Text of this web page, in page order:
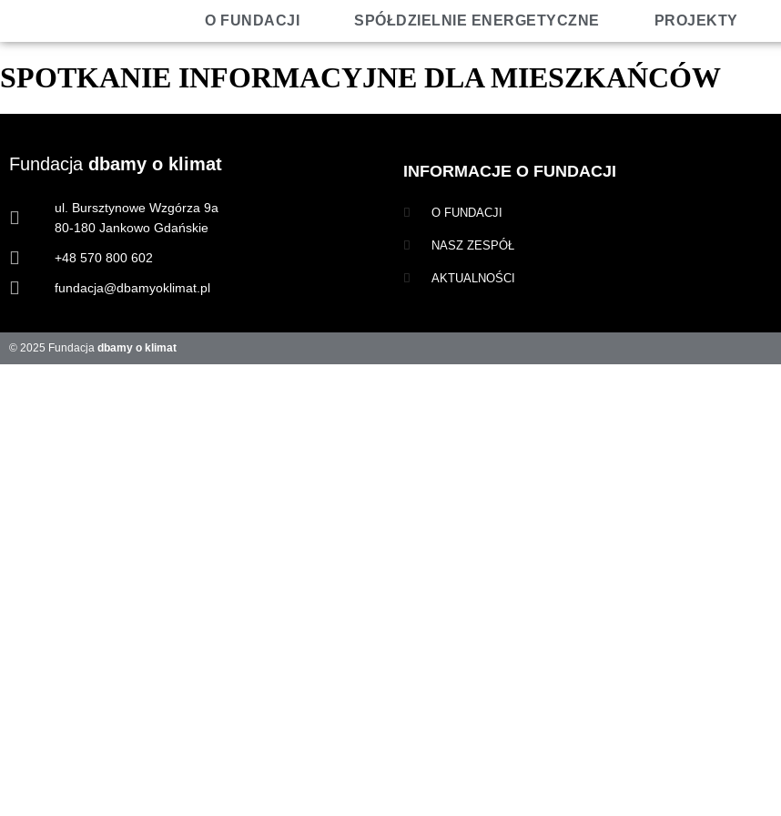
O FUNDACJI SPÓŁDZIELNIE ENERGETYCZNE PROJEKTY
SPOTKANIE INFORMACYJNE DLA MIESZKAŃCÓW
Fundacja dbamy o klimat
ul. Bursztynowe Wzgórza 9a
80-180 Jankowo Gdańskie
+48 570 800 602
fundacja@dbamyoklimat.pl
INFORMACJE O FUNDACJI
O FUNDACJI
NASZ ZESPÓŁ
AKTUALNOŚCI
© 2025 Fundacja dbamy o klimat